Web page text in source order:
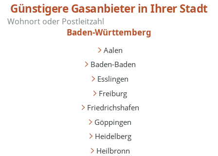
Günstigere Gasanbieter in Ihrer Stadt
Baden-Württemberg
Aalen
Baden-Baden
Esslingen
Freiburg
Friedrichshafen
Göppingen
Heidelberg
Heilbronn